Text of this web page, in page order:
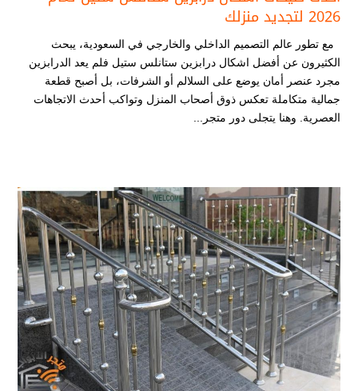
2026 لتجديد منزلك
مع تطور عالم التصميم الداخلي والخارجي في السعودية، يبحث
الكثيرون عن أفضل اشكال درابزين ستانلس ستيل​ فلم يعد الدرابزين
مجرد عنصر أمان يوضع على السلالم أو الشرفات، بل أصبح قطعة
جمالية متكاملة تعكس ذوق أصحاب المنزل وتواكب أحدث الاتجاهات
العصرية. وهنا يتجلى دور متجر...